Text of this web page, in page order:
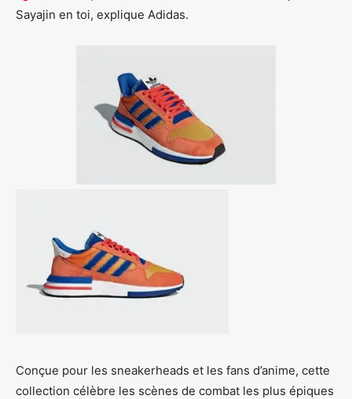
Sayajin en toi, explique Adidas.
Conçue pour les sneakerheads et les fans d’anime, cette
collection célèbre les scènes de combat les plus épiques